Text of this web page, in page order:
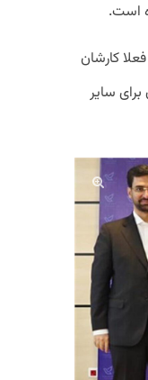
است.
کارشان
سایر